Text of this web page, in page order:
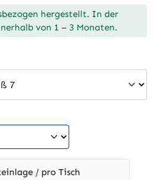
hergestellt. In der
von 1 – 3 Monaten.
/ pro Tisch